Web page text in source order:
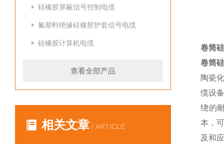
硅橡胶屏蔽信号控制电缆
氟塑料绝缘硅橡胶护套信号电缆
硅橡胶计算机电缆
查看全部产品
相关文章 / ARTICLE
卷筒
卷筒
陶瓷
缆设
绕的
本，
及和